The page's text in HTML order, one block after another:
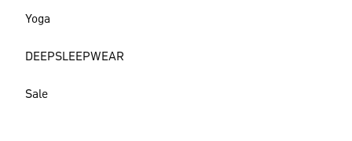
Yoga
DEEPSLEEPWEAR
Sale